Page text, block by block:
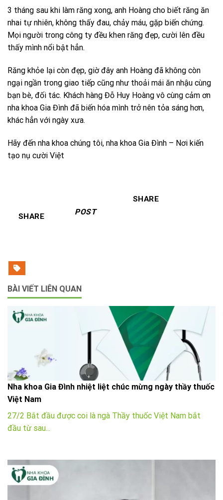
3 tháng sau khi làm răng xong, anh Hoàng cho biết răng ăn
nhai tự nhiên, không thấy đau, chảy máu, gặp biến chứng.
Mọi người trong công ty đều khen răng đẹp, cười lên đều
thấy mình nổi bật hẳn.
Răng khỏe lại còn đẹp, giờ đây anh Hoàng đã không còn
ngại ngần trong giao tiếp cũng như thoải mái ăn nhậu cùng
bạn bè, đối tác. Khách hàng Đỗ Huy Hoàng vô cùng cảm ơn
nha khoa Gia Đình đã biến hóa mình trở nên tỏa sáng hơn,
khác hẳn với ngày xưa.
Hãy đến nha khoa chúng tôi, nha khoa Gia Đình – Nơi kiến
tạo nụ cười Việt
SHARE
POST
SHARE
BÀI VIẾT LIÊN QUAN
Nha khoa Gia Đình nhiệt liệt chúc mừng ngày thầy thuốc
Việt Nam
27/2 Bắt đầu được coi là ngà Thầy thuốc Việt Nam bắt
đầu từ sau...